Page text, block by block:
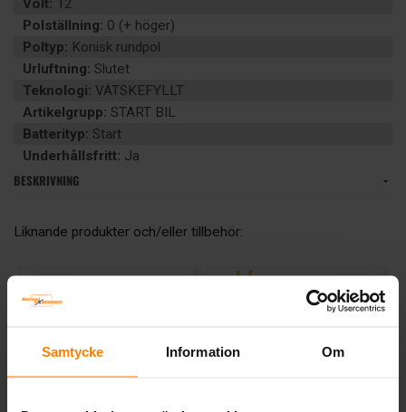
Samtycke Information Om
Volt: 12
Polställning: 0 (+ höger)
Poltyp: Konisk rundpol
Urluftning: Slutet
Teknologi: VÄTSKEFYLLT
Artikelgrupp: START BIL
Batterityp: Start
Underhållsfritt: Ja
BESKRIVNING
Liknande produkter och/eller tillbehör: